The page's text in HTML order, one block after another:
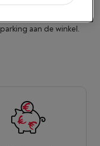
dienst na verkoop en
aan de winkel.